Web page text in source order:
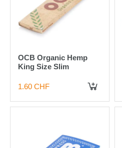
OCB Organic Hemp
King Size Slim
1.60 CHF